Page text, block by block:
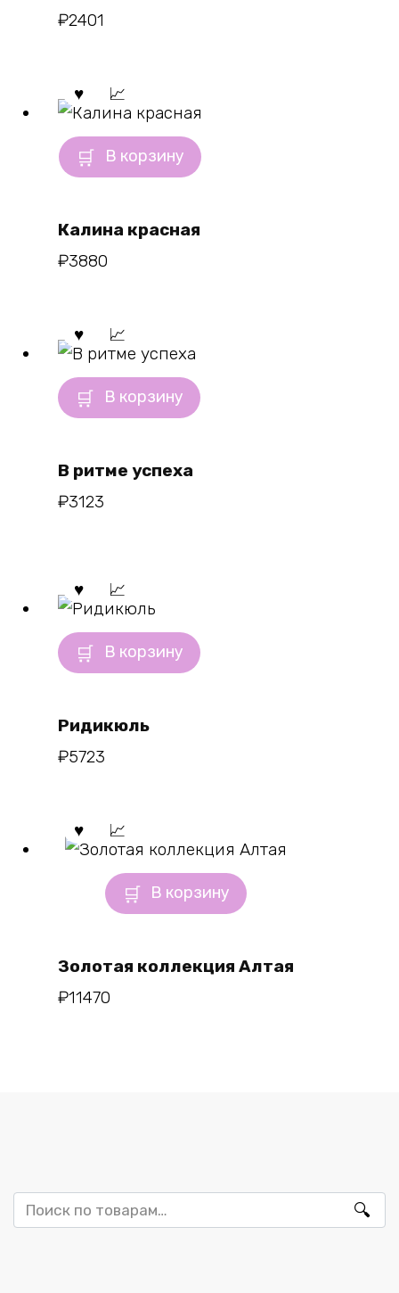
₽2401
В корзину
Калина красная
₽3880
В корзину
В ритме успеха
₽3123
В корзину
Ридикюль
₽5723
В корзину
Золотая коллекция Алтая
₽11470
Искать: